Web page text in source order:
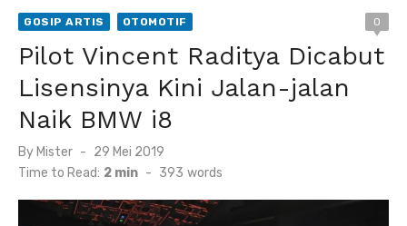
GOSIP ARTIS OTOMOTIF 0
Pilot Vincent Raditya Dicabut
Lisensinya Kini Jalan-jalan
Naik BMW i8
By Mister
Posted
on
29 Mei 2019
Time to Read: 2 min - 393 words